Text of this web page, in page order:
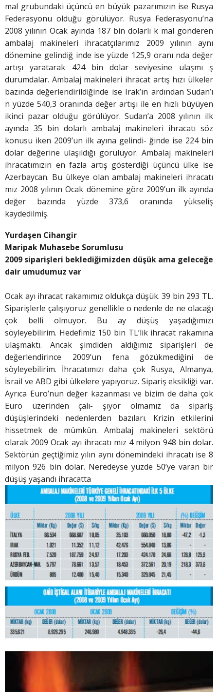
mal grubundaki üçüncü en büyük pazarımızın ise Rusya
Federasyonu olduğu görülüyor. Rusya Federasyonu’na
2008 yılının Ocak ayında 187 bin dolarlı k mal gönderen
ambalaj makineleri ihracatçılarımız 2009 yılının aynı
dönemine gelindiğ inde ise yüzde 125,9 oranı nda değer
artışı yaratarak 424 bin dolar seviyesine ulaşmı ş
durumdalar. Ambalaj makineleri ihracat artış hızı ülkeler
bazında değerlendirildiğinde ise Irak’ın ardından Sudan’ı
n yüzde 540,3 oranında değer artışı ile en hızlı büyüyen
ikinci pazar olduğu görülüyor. Sudan’a 2008 yılının ilk
ayında 35 bin dolarlı ambalaj makineleri ihracatı söz
konusu iken 2009’un ilk ayına gelindi- ğinde ise 224 bin
dolar değerine ulaşıldığı görülüyor. Ambalaj makineleri
ihracatımızın en fazla artış gösterdiği üçüncü ülke ise
Azerbaycan. Bu ülkeye olan ambalaj makineleri ihracatı
mız 2008 yılının Ocak dönemine göre 2009’un ilk ayında
değer bazında yüzde 373,6 oranında yükseliş
kaydedilmiş.
Yurdaşen Cihangir
Maripak Muhasebe Sorumlusu
2009 siparişleri beklediğimizden düşük ama geleceğe
dair umudumuz var
Ocak ayı ihracat rakamımız oldukça düşük. 39 bin 293 TL.
Siparişlerle çalışıyoruz genellikle o nedenle de ne olacağı
çok belli olmuyor. Bu ay düşüş yaşadığımızı
söyleyebilirim. Hedefimiz 150 bin TL’lik ihracat rakamına
ulaşmaktı. Ancak şimdiden aldığımız siparişleri de
değerlendirince 2009’un fena gözükmediğini de
söyleyebilirim. İhracatımızı daha çok Rusya, Almanya,
İsrail ve ABD gibi ülkelere yapıyoruz. Sipariş eksikliği var.
Ayrıca Euro’nun değer kazanması ve bizim de daha çok
Euro üzerinden çalı- şıyor olmamız da sipariş
düşüşlerindeki nedenlerden bazıları. Krizin etkilerini
hissetmek de mümkün. Ambalaj makineleri sektörü
olarak 2009 Ocak ayı ihracatı mız 4 milyon 948 bin dolar.
Sektörün geçtiğimiz yılın aynı dönemindeki ihracatı ise 8
milyon 926 bin dolar. Neredeyse yüzde 50’ye varan bir
düşüş yaşandı ihracatta